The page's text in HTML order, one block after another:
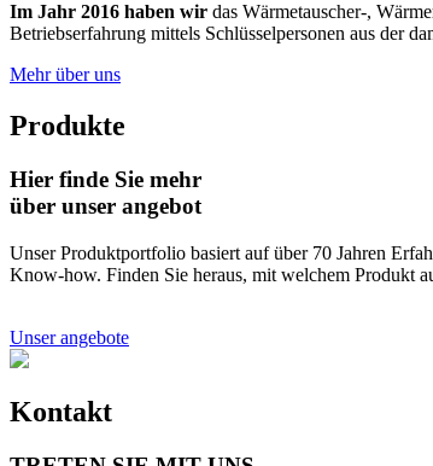
Im Jahr 2016 haben wir das Wärmetauscher-,
Betriebserfahrung mittels Schlüsselpersonen aus der
Mehr über uns
Produkte
Hier finde Sie mehr
über unser angebot
Unser Produktportfolio basiert auf über 70 Jahren
Know-how. Finden Sie heraus, mit welchem Produkt
Unser angebote
Kontakt